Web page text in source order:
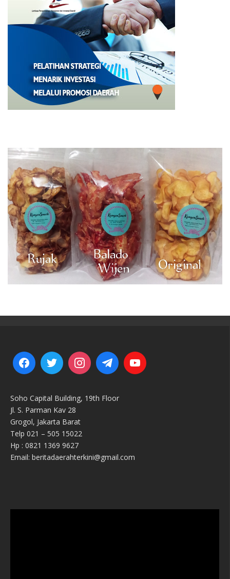
Soho Capital Building, 19th Floor
Jl. S. Parman Kav 28
Grogol, Jakarta Barat
Telp 021 – 505 15022
Hp : 0821 1369 9627
Email: beritadaerahterkini@gmail.com